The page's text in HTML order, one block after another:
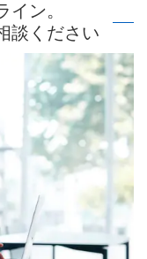
ン。
談ください